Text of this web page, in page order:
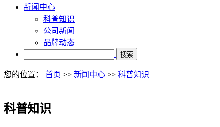
新闻中心
科普知识
公司新闻
品牌动态
搜索
您的位置： 首页 >> 新闻中心 >> 科普知识
科普知识